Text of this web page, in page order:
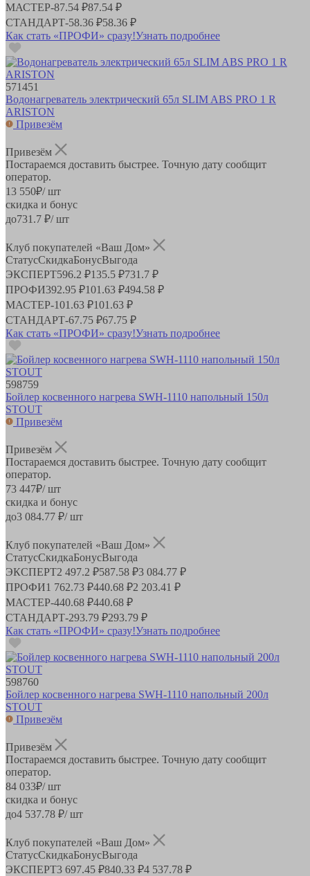
МАСТЕР-87.54 ₽87.54 ₽
СТАНДАРТ-58.36 ₽58.36 ₽
Как стать «ПРОФИ» сразу!Узнать подробнее
571451
Водонагреватель электрический 65л SLIM ABS PRO 1 R
ARISTON
Привезём
Привезём
Постараемся доставить быстрее. Точную дату сообщит
оператор.
13 550₽/ шт
скидка и бонус
до731.7 ₽/ шт
Клуб покупателей «Ваш Дом»
СтатусСкидкаБонусВыгода
ЭКСПЕРТ596.2 ₽135.5 ₽731.7 ₽
ПРОФИ392.95 ₽101.63 ₽494.58 ₽
МАСТЕР-101.63 ₽101.63 ₽
СТАНДАРТ-67.75 ₽67.75 ₽
Как стать «ПРОФИ» сразу!Узнать подробнее
598759
Бойлер косвенного нагрева SWH-1110 напольный 150л
STOUT
Привезём
Привезём
Постараемся доставить быстрее. Точную дату сообщит
оператор.
73 447₽/ шт
скидка и бонус
до3 084.77 ₽/ шт
Клуб покупателей «Ваш Дом»
СтатусСкидкаБонусВыгода
ЭКСПЕРТ2 497.2 ₽587.58 ₽3 084.77 ₽
ПРОФИ1 762.73 ₽440.68 ₽2 203.41 ₽
МАСТЕР-440.68 ₽440.68 ₽
СТАНДАРТ-293.79 ₽293.79 ₽
Как стать «ПРОФИ» сразу!Узнать подробнее
598760
Бойлер косвенного нагрева SWH-1110 напольный 200л
STOUT
Привезём
Привезём
Постараемся доставить быстрее. Точную дату сообщит
оператор.
84 033₽/ шт
скидка и бонус
до4 537.78 ₽/ шт
Клуб покупателей «Ваш Дом»
СтатусСкидкаБонусВыгода
ЭКСПЕРТ3 697.45 ₽840.33 ₽4 537.78 ₽